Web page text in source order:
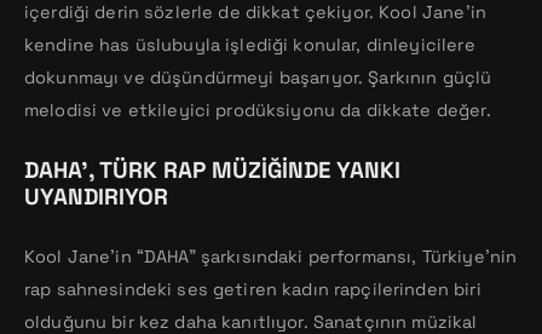
içerdiği derin sözlerle de dikkat çekiyor. Kool Jane’in
kendine has üslubuyla işlediği konular, dinleyicilere
dokunmayı ve düşündürmeyi başarıyor. Şarkının güçlü
melodisi ve etkileyici prodüksiyonu da dikkate değer.
DAHA’, TÜRK RAP MÜZIĞINDE YANKI
UYANDIRIYOR
Kool Jane’in “DAHA” şarkısındaki performansı, Türkiye’nin
rap sahnesindeki ses getiren kadın rapçilerinden biri
olduğunu bir kez daha kanıtlıyor. Sanatçının müzikal